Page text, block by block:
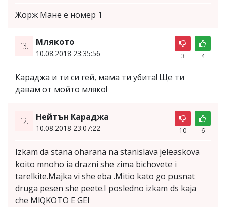
Жорж Мане е номер 1
13. Млякото
10.08.2018 23:35:56 3 4
Караджа и ти си гей, мама ти убита! Ще ти
давам от мойто мляко!
12. Нейтън Караджа
10.08.2018 23:07:22 10 6
Izkam da stana oharana na stanislava jeleaskova
koito mnoho ia drazni she zima bichovete i
tarelkite.Majka vi she eba .Mitio kato go pusnat
druga pesen she peete.I posledno izkam ds kaja
che MlQKOTO E GEI